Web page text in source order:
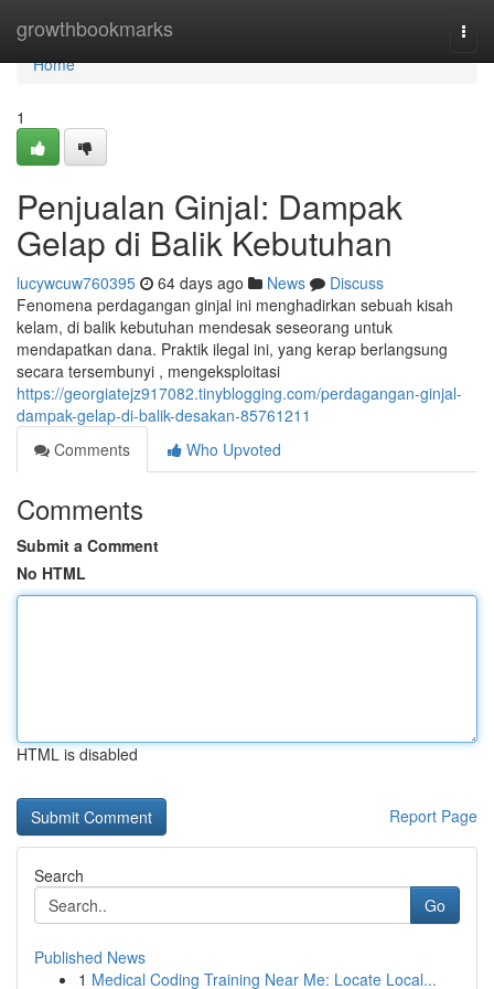
growthbookmarks
Home
Home
1
Penjualan Ginjal: Dampak
Gelap di Balik Kebutuhan
lucywcuw760395 64 days ago News
Discuss
Fenomena perdagangan ginjal ini menghadirkan sebuah kisah
kelam, di balik kebutuhan mendesak seseorang untuk
mendapatkan dana. Praktik ilegal ini, yang kerap berlangsung
secara tersembunyi , mengeksploitasi
https://georgiatejz917082.tinyblogging.com/perdagangan-ginjal-
dampak-gelap-di-balik-desakan-85761211
Comments
Who Upvoted
Comments
Submit a Comment
No HTML
HTML is disabled
Report Page
Search
Go
Published News
1 Medical Coding Training Near Me: Locate Local...